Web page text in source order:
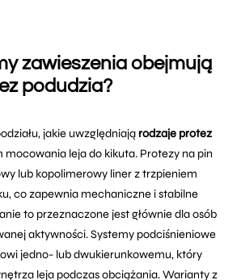
zawieszenia obejmują
podudzia?
jakie uwzględniają rodzaje protez
mocowania leja do kikuta. Protezy na pin
lub kopolimerowy liner z trzpieniem
co zapewnia mechaniczne i stabilne
to przeznaczone jest głównie dla osób
aktywności. Systemy podciśnieniowe
jedno- lub dwukierunkowemu, który
leja podczas obciążania. Warianty z